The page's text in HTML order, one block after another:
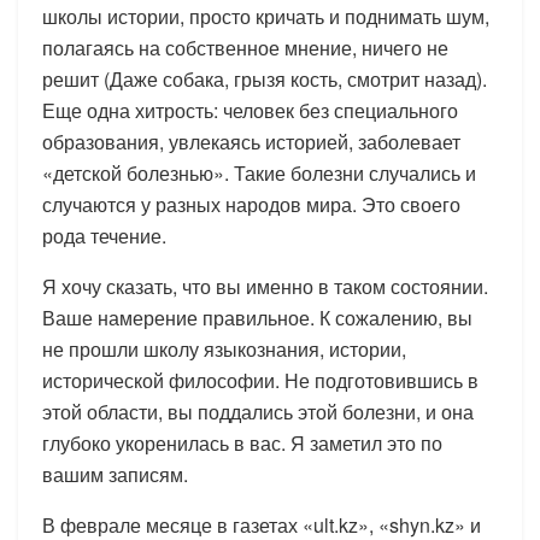
школы истории, просто кричать и поднимать шум,
полагаясь на собственное мнение, ничего не
решит (Даже собака, грызя кость, смотрит назад).
Еще одна хитрость: человек без специального
образования, увлекаясь историей, заболевает
«детской болезнью». Такие болезни случались и
случаются у разных народов мира. Это своего
рода течение.
Я хочу сказать, что вы именно в таком состоянии.
Ваше намерение правильное. К сожалению, вы
не прошли школу языкознания, истории,
исторической философии. Не подготовившись в
этой области, вы поддались этой болезни, и она
глубоко укоренилась в вас. Я заметил это по
вашим записям.
В феврале месяце в газетах «ult.kz», «shyn.kz» и